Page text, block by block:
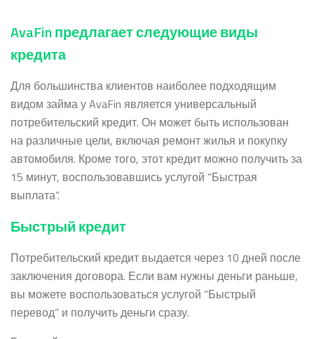
AvaFin предлагает следующие виды
кредита
Для большинства клиентов наиболее подходящим
видом займа у AvaFin является универсальный
потребительский кредит. Он может быть использован
на различные цели, включая ремонт жилья и покупку
автомобиля. Кроме того, этот кредит можно получить за
15 минут, воспользовавшись услугой “Быстрая
выплата”.
Быстрый кредит
Потребительский кредит выдается через 10 дней после
заключения договора. Если вам нужны деньги раньше,
вы можете воспользоваться услугой “Быстрый
перевод” и получить деньги сразу.